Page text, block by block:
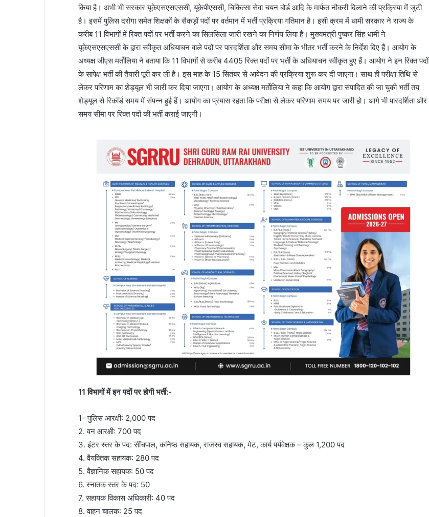
किया है। अभी भी सरकार यूकेएसएसएससी, यूकेपीएससी, चिकित्सा सेवा चयन बोर्ड आदि के मार्फत नौकरी दिलाने की प्रक्रिया में जुटी
है। इसमें पुलिस दरोगा समेत शिक्षकों के सैकड़ों पदों पर वर्तमान में भर्ती प्रक्रिया गतिमान है। इसी क्रम में धामी सरकार ने राज्य के
करीब 11 विभागों में रिक्त पदों पर भर्ती करने का सिलसिला जारी रखने का निर्णय लिया है। मुख्यमंत्री पुष्कर सिंह धामी ने
यूकेएसएसएससी के द्वारा स्वीकृत अधियाचन वाले पदों पर पारदर्शिता और समय सीमा के भीतर भर्ती करने के निर्देश दिए हैं। आयोग के
अध्यक्ष जीएस मर्तोलिया ने बताया कि 11 विभागों से करीब 4405 रिक्त पदों पर भर्ती के अधियाचन स्वीकृत हुए हैं। आयोग ने इन रिक्त पदों
के सापेक्ष भर्ती की तैयारी पूरी कर ली है। इस माह के 15 सितंबर से आवेदन की प्रक्रिया शुरू कर दी जाएगा। साथ ही परीक्षा तिथि से
लेकर परिणाम का शेड्यूल भी जारी कर दिया जाएगा। आयोग के अध्यक्ष मर्तोलिया ने कहा कि आयोग द्वारा संपादित की जा चुकी भर्ती तय
शेड्यूल से रिकॉर्ड समय में संपन्न हुई हैं। आयोग का प्रयास रहता कि परीक्षा से लेकर परिणाम समय पर जारी हो। आगे भी पारदर्शिता और
समय सीमा पर रिक्त पदों की भर्ती कराई जाएगी।
11 विभागों में इन पदों पर होगी भर्ती:-
1- पुलिस आरक्षी: 2,000 पद
2. वन आरक्षी: 700 पद
3. इंटर स्तर के पद: सींचपाल, कनिष्ठ सहायक, राजस्व सहायक, मेट, कार्य पर्यवेक्षक – कुल 1,200 पद
4. वैयक्तिक सहायक: 280 पद
5. वैज्ञानिक सहायक: 50 पद
6. स्नातक स्तर के पद: 50
7. सहायक विकास अधिकारी: 40 पद
8. वाहन चालक: 25 पद